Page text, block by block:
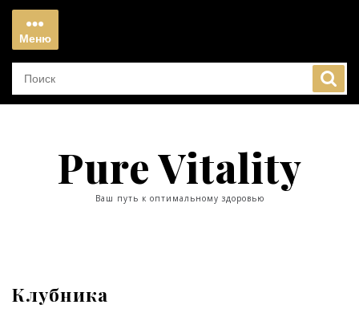
Перейти
содержимому
Меню
Меню
Pure Vitality
Ваш путь к оптимальному здоровью
Клубника